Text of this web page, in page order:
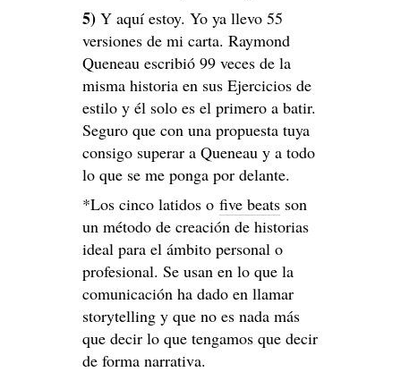
5) Y aquí estoy. Yo ya llevo 55
versiones de mi carta. Raymond
Queneau escribió 99 veces de la
misma historia en sus Ejercicios de
estilo y él solo es el primero a batir.
Seguro que con una propuesta tuya
consigo superar a Queneau y a todo
lo que se me ponga por delante.
*Los cinco latidos o five beats son
un método de creación de historias
ideal para el ámbito personal o
profesional. Se usan en lo que la
comunicación ha dado en llamar
storytelling y que no es nada más
que decir lo que tengamos que decir
de forma narrativa.